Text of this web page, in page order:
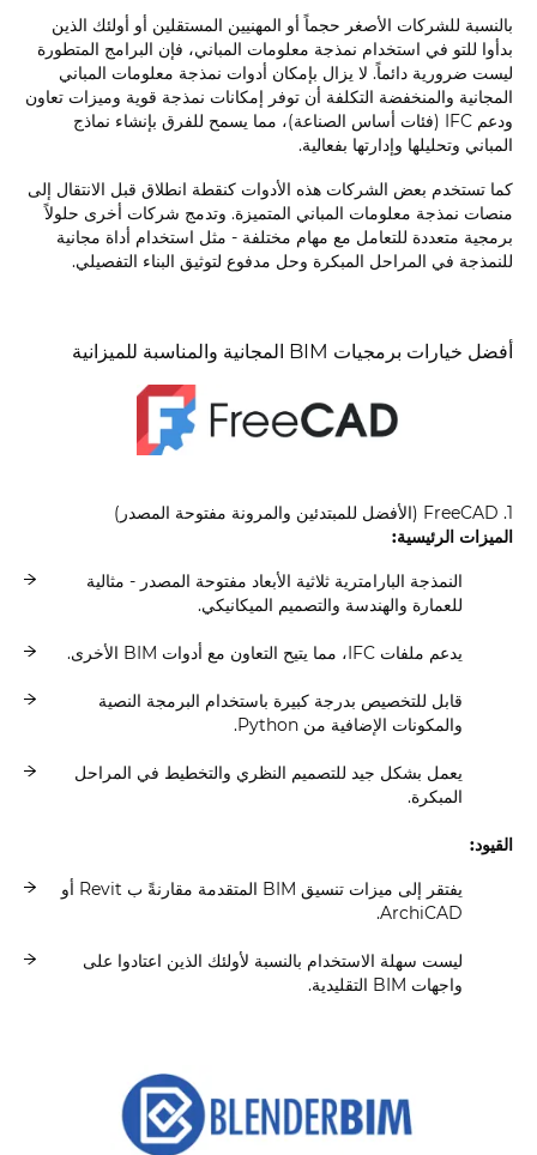
بالنسبة للشركات الأصغر حجماً أو المهنيين المستقلين أو أولئك الذين
بدأوا للتو في استخدام نمذجة معلومات المباني، فإن البرامج المتطورة
ليست ضرورية دائماً. لا يزال بإمكان أدوات نمذجة معلومات المباني
المجانية والمنخفضة التكلفة أن توفر إمكانات نمذجة قوية وميزات تعاون
ودعم IFC (فئات أساس الصناعة)، مما يسمح للفرق بإنشاء نماذج
المباني وتحليلها وإدارتها بفعالية.
كما تستخدم بعض الشركات هذه الأدوات كنقطة انطلاق قبل الانتقال إلى
منصات نمذجة معلومات المباني المتميزة. وتدمج شركات أخرى حلولاً
برمجية متعددة للتعامل مع مهام مختلفة - مثل استخدام أداة مجانية
للنمذجة في المراحل المبكرة وحل مدفوع لتوثيق البناء التفصيلي.
أفضل خيارات برمجيات BIM المجانية والمناسبة للميزانية
1. FreeCAD (الأفضل للمبتدئين والمرونة مفتوحة المصدر)
الميزات الرئيسية:
النمذجة البارامترية ثلاثية الأبعاد مفتوحة المصدر - مثالية
للعمارة والهندسة والتصميم الميكانيكي.
يدعم ملفات IFC، مما يتيح التعاون مع أدوات BIM الأخرى.
قابل للتخصيص بدرجة كبيرة باستخدام البرمجة النصية
والمكونات الإضافية من Python.
يعمل بشكل جيد للتصميم النظري والتخطيط في المراحل
المبكرة.
القيود:
يفتقر إلى ميزات تنسيق BIM المتقدمة مقارنةً ب Revit أو
ArchiCAD.
ليست سهلة الاستخدام بالنسبة لأولئك الذين اعتادوا على
واجهات BIM التقليدية.